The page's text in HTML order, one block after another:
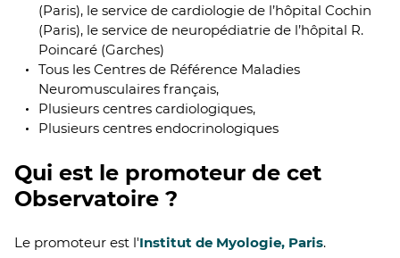
(Paris), le service de cardiologie de l’hôpital Cochin
(Paris), le service de neuropédiatrie de l’hôpital R.
Poincaré (Garches)
Tous les Centres de Référence Maladies
Neuromusculaires français,
Plusieurs centres cardiologiques,
Plusieurs centres endocrinologiques
Qui est le promoteur de cet
Observatoire ?
Le promoteur est l'Institut de Myologie, Paris.